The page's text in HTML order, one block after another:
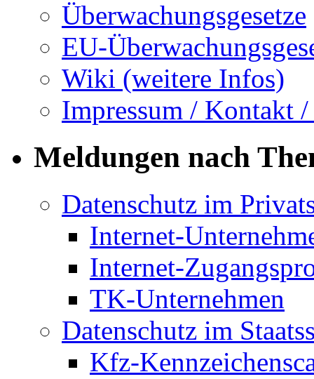
Überwachungsgesetze
EU-
Wiki (weitere Infos)
Impressum / Kontakt
Meldungen nach
Datenschutz im
Internet-
Internet-
TK-Unternehmen
Datenschutz im
Kfz-